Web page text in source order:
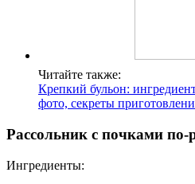
Читайте также:
Крепкий бульон:
фото, секреты
Рассольник с почками по-
Ингредиенты: